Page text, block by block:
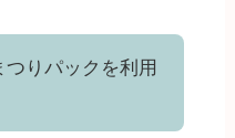
りパックを利用